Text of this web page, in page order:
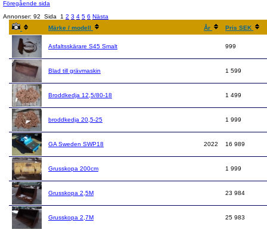
Föregående sida
Annonser: 92 Sida 1 2 3 4 5 6 Nästa
Märke / modell
År Pris SEK
Asfaltsskärare S45 Smalt 999
Blad till grävmaskin 1 599
Broddkedja 12,5/80-18 1 499
broddkedja 20,5-25 1 999
GA Sweden SWP18 2022 16 989
Grusskopa 200cm 1 999
Grusskopa 2,5M 23 984
Grusskopa 2,7M 25 983